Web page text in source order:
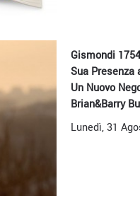
Gismondi
Sua Presenza
Un Nuovo
Brian&Barry
Lunedì, 31